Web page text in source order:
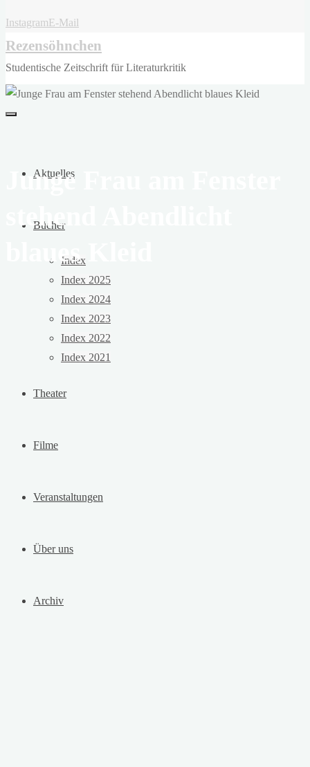
InstagramE-Mail
Rezensöhnchen
Studentische Zeitschrift für Literaturkritik
Aktuelles
Bücher
Index
Index 2025
Index 2024
Index 2023
Index 2022
Index 2021
Theater
Filme
Veranstaltungen
Über uns
Archiv
Junge Frau am Fenster
stehend Abendlicht
blaues Kleid